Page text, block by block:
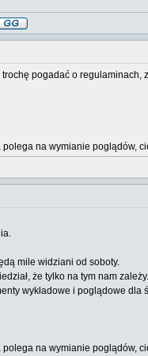
pogadać o regulaminach,
na wymianie poglądów,
mile widziani od soboty.
że tylko na tym nam zależy.
wykładowe i poglądowe
na wymianie poglądów,